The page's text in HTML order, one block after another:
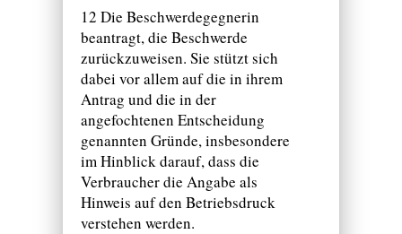
12 Die Beschwerdegegnerin
beantragt, die Beschwerde
zurückzuweisen. Sie stützt sich
dabei vor allem auf die in ihrem
Antrag und die in der
angefochtenen Entscheidung
genannten Gründe, insbesondere
im Hinblick darauf, dass die
Verbraucher die Angabe als
Hinweis auf den Betriebsdruck
verstehen werden.